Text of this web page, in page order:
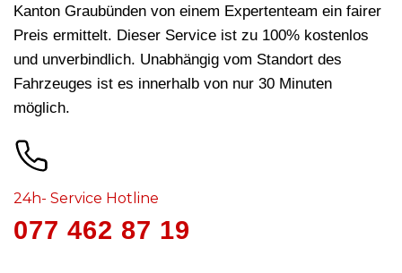
Kanton Graubünden von einem Expertenteam ein fairer
Preis ermittelt. Dieser Service ist zu 100% kostenlos
und unverbindlich. Unabhängig vom Standort des
Fahrzeuges ist es innerhalb von nur 30 Minuten
möglich.
24h- Service Hotline
077 462 87 19